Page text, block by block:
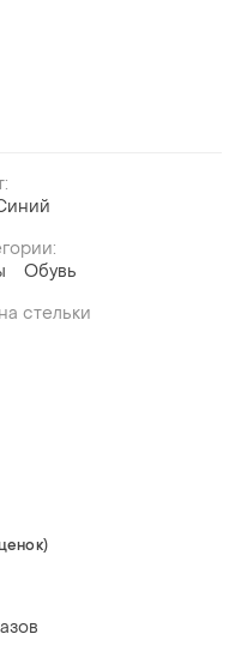
Обувь
стельки